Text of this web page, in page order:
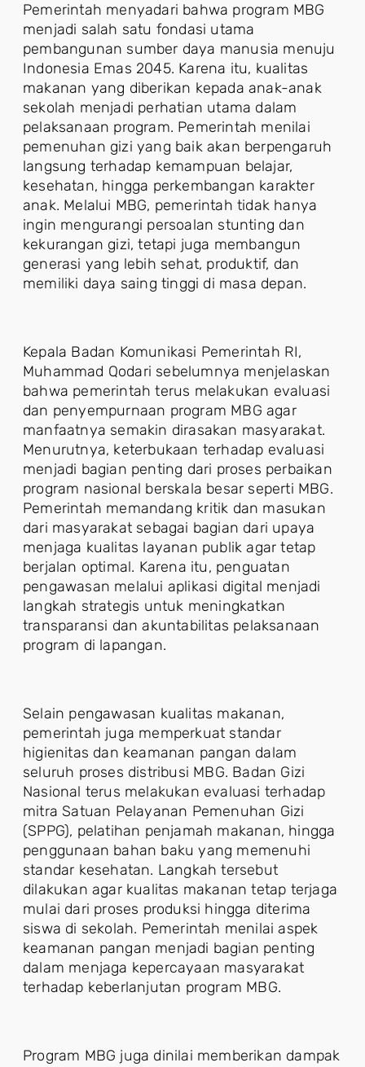
Pemerintah menyadari bahwa program MBG
menjadi salah satu fondasi utama
pembangunan sumber daya manusia menuju
Indonesia Emas 2045. Karena itu, kualitas
makanan yang diberikan kepada anak-anak
sekolah menjadi perhatian utama dalam
pelaksanaan program. Pemerintah menilai
pemenuhan gizi yang baik akan berpengaruh
langsung terhadap kemampuan belajar,
kesehatan, hingga perkembangan karakter
anak. Melalui MBG, pemerintah tidak hanya
ingin mengurangi persoalan stunting dan
kekurangan gizi, tetapi juga membangun
generasi yang lebih sehat, produktif, dan
memiliki daya saing tinggi di masa depan.
Kepala Badan Komunikasi Pemerintah RI,
Muhammad Qodari sebelumnya menjelaskan
bahwa pemerintah terus melakukan evaluasi
dan penyempurnaan program MBG agar
manfaatnya semakin dirasakan masyarakat.
Menurutnya, keterbukaan terhadap evaluasi
menjadi bagian penting dari proses perbaikan
program nasional berskala besar seperti MBG.
Pemerintah memandang kritik dan masukan
dari masyarakat sebagai bagian dari upaya
menjaga kualitas layanan publik agar tetap
berjalan optimal. Karena itu, penguatan
pengawasan melalui aplikasi digital menjadi
langkah strategis untuk meningkatkan
transparansi dan akuntabilitas pelaksanaan
program di lapangan.
Selain pengawasan kualitas makanan,
pemerintah juga memperkuat standar
higienitas dan keamanan pangan dalam
seluruh proses distribusi MBG. Badan Gizi
Nasional terus melakukan evaluasi terhadap
mitra Satuan Pelayanan Pemenuhan Gizi
(SPPG), pelatihan penjamah makanan, hingga
penggunaan bahan baku yang memenuhi
standar kesehatan. Langkah tersebut
dilakukan agar kualitas makanan tetap terjaga
mulai dari proses produksi hingga diterima
siswa di sekolah. Pemerintah menilai aspek
keamanan pangan menjadi bagian penting
dalam menjaga kepercayaan masyarakat
terhadap keberlanjutan program MBG.
Program MBG juga dinilai memberikan dampak